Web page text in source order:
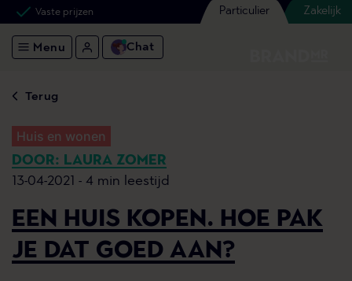
Vaste prijzen Particulier Zakelijk
Menu Chat
Terug
Huis en wonen
DOOR: LAURA ZOMER
13-04-2021 - 4 min leestijd
EEN HUIS KOPEN. HOE PAK
JE DAT GOED AAN?